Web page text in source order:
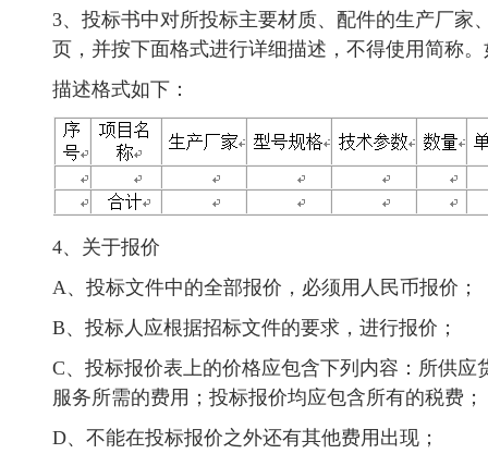
3、投标书中对所投标主要材质、配件的生产厂家
页，并按下面格式进行详细描述，不得使用简称
描述格式如下：
4、关于报价
A、投标文件中的全部报价，必须用人民币报价；
B、投标人应根据招标文件的要求，进行报价；
C、投标报价表上的价格应包含下列内容：所供
服务所需的费用；投标报价均应包含所有的税费；
D、不能在投标报价之外还有其他费用出现；